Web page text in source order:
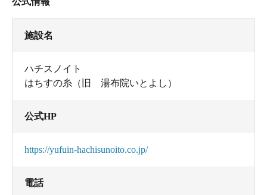
施設名
ハチスノイト
はちすの糸（旧 湯布院いとよし）
公式HP
https://yufuin-hachisunoito.co.jp/
電話